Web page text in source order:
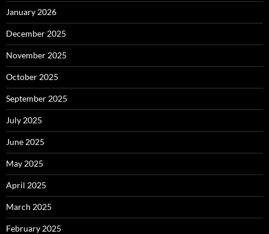
January 2026
December 2025
November 2025
October 2025
September 2025
July 2025
June 2025
May 2025
April 2025
March 2025
February 2025